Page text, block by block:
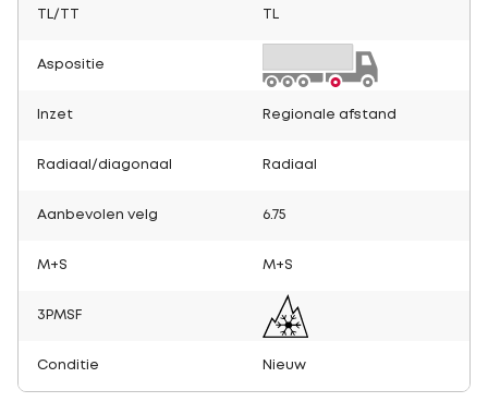
TL/TT
Aspositie
Inzet Regionale afstand
Radiaal/diagonaal Radiaal
Aanbevolen velg 6.75
M+S M+S
3PMSF
Conditie Nieuw